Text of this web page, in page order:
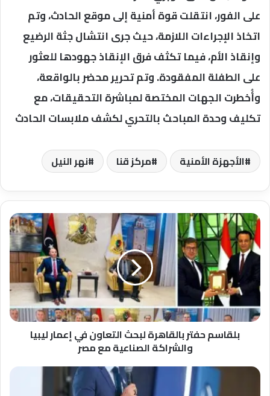
على الفور، انتقلت قوة أمنية إلى موقع الحادث، وتم
اتخاذ الإجراءات اللازمة، حيث جرى انتشال جثة الرضيع
وإنقاذ الأم، فيما تكثف فرق الإنقاذ جهودها للعثور
على الطفلة المفقودة. وتم تحرير محضر بالواقعة،
وأُخطرت الجهات المختصة لمباشرة التحقيقات، مع
تكليف وحدة المباحث بالتحري لكشف ملابسات الحادث
الأجهزة الأمنية مركز قنا نهر النيل
بلقاسم
حفتر
بالقاهرة
لبحث
التعاون
في
إعمار
ليبيا
والشراكة
الصناعيةبلقاسم حفتر بالقاهرة لبحث التعاون في إعمار ليبيا
والشراكة الصناعية مع مصر
بموافقة